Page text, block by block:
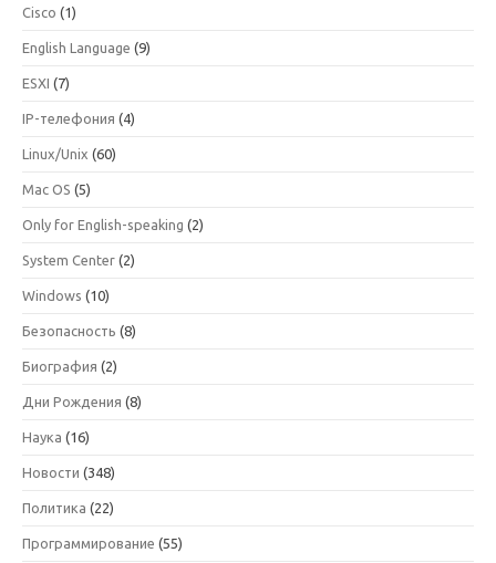
Cisco (1)
English Language (9)
ESXI (7)
IP-телефония (4)
Linux/Unix (60)
Mac OS (5)
Only for English-speaking (2)
System Center (2)
Windows (10)
Безопасность (8)
Биография (2)
Дни Рождения (8)
Наука (16)
Новости (348)
Политика (22)
Программирование (55)